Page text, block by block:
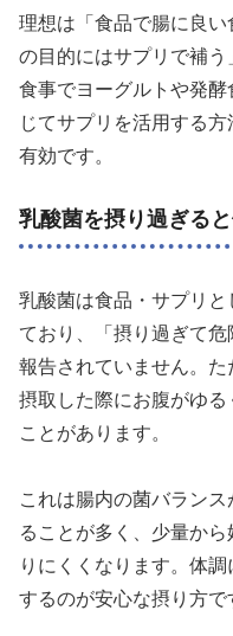
理想は「食品で腸に良
の目的にはサプリで補
食事でヨーグルトや発
じてサプリを活用する
有効です。
乳酸菌を摂り過ぎる
乳酸菌は食品・サプリ
ており、「摂り過ぎて
報告されていません。
摂取した際にお腹がゆ
ことがあります。
これは腸内の菌バラン
ることが多く、少量か
りにくくなります。体
するのが安心な摂り方で